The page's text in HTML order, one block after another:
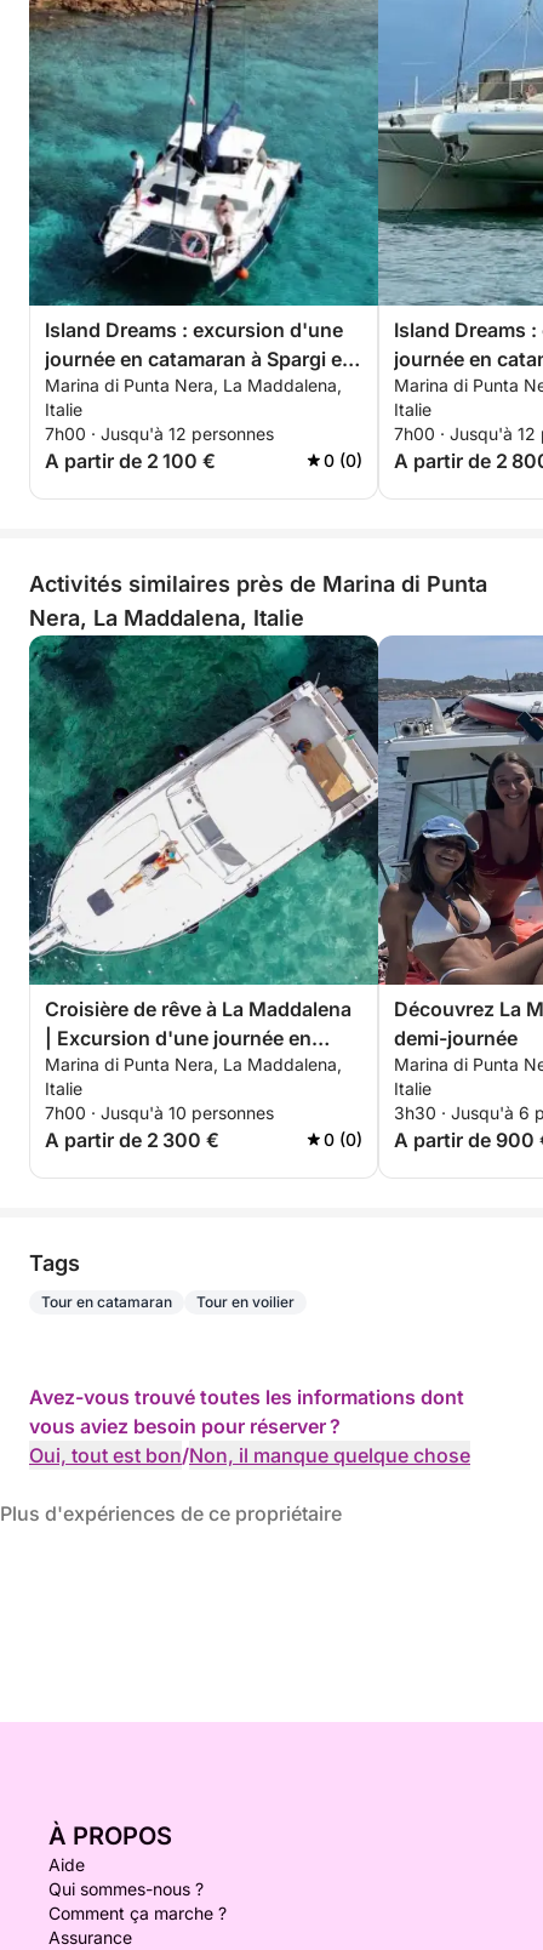
Island Dreams : excursion d'une
journée en catamaran à Spargi et
Budelli
Marina di Punta Nera, La Maddalena,
Italie
7h00 · Jusqu'à 12 personnes
A partir de 2 100 € 0 (0)
Island Dreams
journée en
Budelli
Marina di Punta
Italie
7h00 · Jusqu'à 12
A partir de 2
Activités similaires près de Marina di Punta
Nera, La Maddalena, Italie
Croisière de rêve à La Maddalena
| Excursion d'une journée en
yacht au départ de Palau à bord
du Bertram 33
Marina di Punta Nera, La Maddalena,
Italie
7h00 · Jusqu'à 10 personnes
A partir de 2 300 € 0 (0)
Découvrez La
demi-journée
Marina di Punta
Italie
3h30 · Jusqu'à 6
A partir de 900
Tags
Tour en catamaran Tour en voilier
Avez-vous trouvé toutes les informations dont
vous aviez besoin pour réserver ?
Oui, tout est bon/Non, il manque quelque chose
Plus d'expériences de ce propriétaire
À PROPOS
Aide
Qui sommes-nous ?
Comment ça marche ?
Assurance